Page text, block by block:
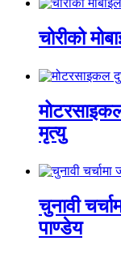
चोरीको
मृत्यु
चुनावी
पाण्डेय